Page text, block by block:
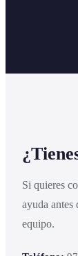
Si quieres
ayuda antes
equipo.